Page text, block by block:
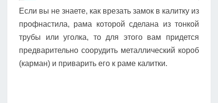
Если вы не знаете, как врезать замок в калитку из
профнастила, рама которой сделана из тонкой
трубы или уголка, то для этого вам придется
предварительно соорудить металлический короб
(карман) и приварить его к раме калитки.